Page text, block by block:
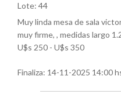
Lote: 44
Muy linda mesa de sala
muy firme, , medidas largo
U$s 250 - U$s 350
Finaliza: 14-11-2025 14:00